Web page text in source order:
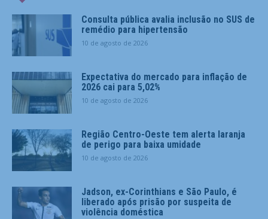
Consulta pública avalia inclusão no SUS de
remédio para hipertensão
10 de agosto de 2026
Expectativa do mercado para inflação de
2026 cai para 5,02%
10 de agosto de 2026
Região Centro-Oeste tem alerta laranja
de perigo para baixa umidade
10 de agosto de 2026
Jadson, ex-Corinthians e São Paulo, é
liberado após prisão por suspeita de
violência doméstica